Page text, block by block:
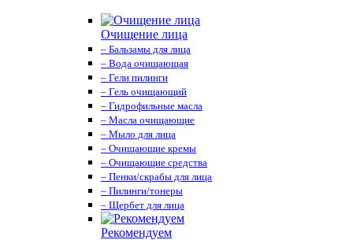
Очищение лица
– Бальзамы для лица
– Вода очищающая
– Гели пилинги
– Гель очищающий
– Гидрофильные масла
– Масла очищающие
– Мыло для лица
– Очищающие кремы
– Очищающие средства
– Пенки/скрабы для лица
– Пилинги/тонеры
– Щербет для лица
Рекомендуем